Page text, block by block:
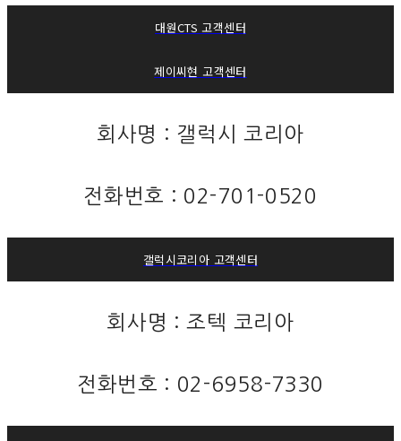
대원CTS 고객센터
제이씨현 고객센터
회사명 : 갤럭시 코리아
전화번호 : 02-701-0520
갤럭시코리아 고객센터
회사명 : 조텍 코리아
전화번호 : 02-6958-7330